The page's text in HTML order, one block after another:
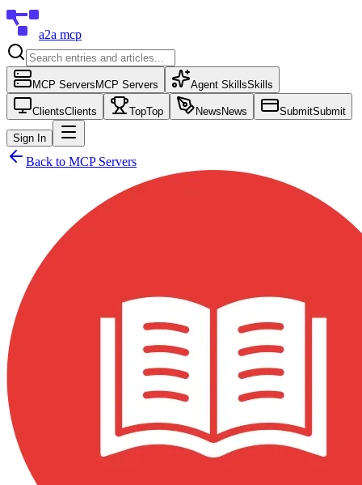
a2a mcp
MCP Servers MCP Servers Agent SkillsSkills
ClientsClients TopTop News News SubmitSubmit
Sign In
Back to MCP Servers